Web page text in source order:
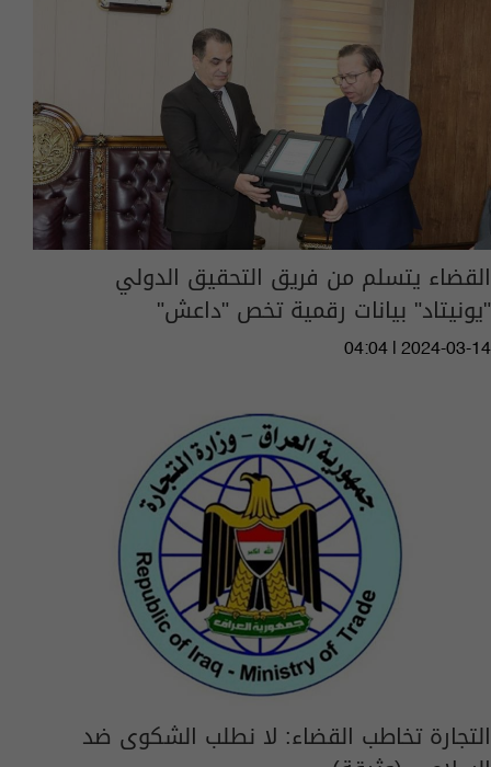
القضاء يتسلم من فريق التحقيق الدولي
"يونيتاد" بيانات رقمية تخص "داعش"
04:04 | 2024-03-14
التجارة تخاطب القضاء: لا نطلب الشكوى ضد